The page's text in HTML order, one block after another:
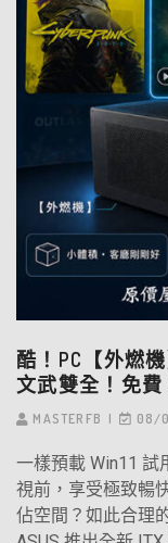
酷！PC【外燃
文武雙全！免費
MASTERFB 08/
一樣預載 Win11 試
視前，享受極致暢
佔空間？如此合理